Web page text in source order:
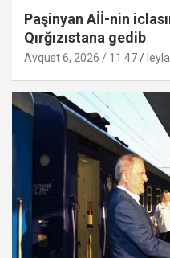
Paşinyan Aİİ-nin
Qırğızıstana gedib
Avqust 6, 2026 / 11:47